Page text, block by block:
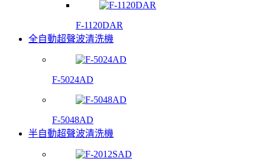
F-1120DAR
全自動超聲波清洗機
F-5024AD
F-5048AD
半自動超聲波清洗機